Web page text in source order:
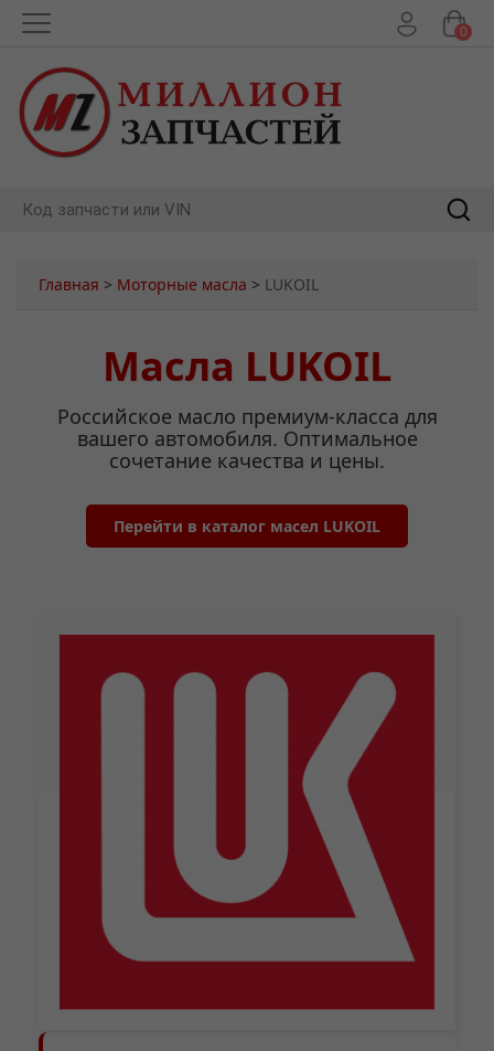
0
Главная > Моторные масла > LUKOIL
Масла LUKOIL
Российское масло премиум-класса для
вашего автомобиля. Оптимальное
сочетание качества и цены.
Перейти в каталог масел LUKOIL